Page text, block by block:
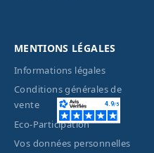
MENTIONS LÉGALES
Informations légales
Conditions générales de
vente
Eco-Participation
Vos données personnelles